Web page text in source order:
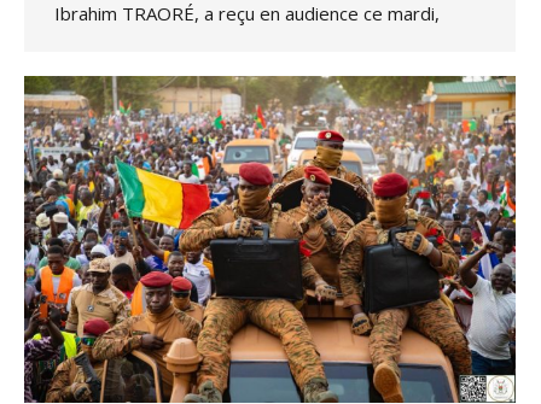
Ibrahim TRAORÉ, a reçu en audience ce mardi,